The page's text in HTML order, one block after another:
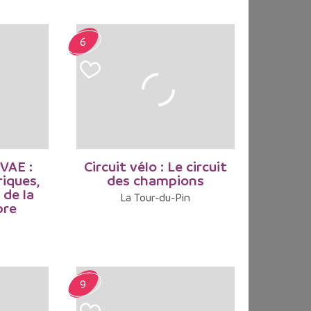
:
la
Circuit vélo : Le circuit
des champions
La Tour-du-Pin
6
9